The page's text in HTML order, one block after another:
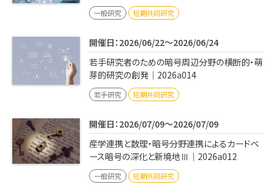
IMI本サイトへ
一般研究 短期共同研究
開催日：2026/06/22～2026/06/24
若手研究者のための暗号周辺分野の横断的・萌
芽的研究の創発｜2026a014
若手研究 短期共同研究
開催日：2026/07/09～2026/07/09
産学連携と数理・暗号分野連携によるカードベ
ース暗号の深化と新境地Ⅲ｜2026a012
一般研究 短期共同研究